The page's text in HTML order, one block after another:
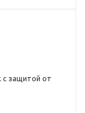
с защитой от